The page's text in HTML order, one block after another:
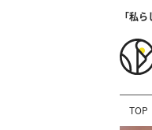
「私
TOP